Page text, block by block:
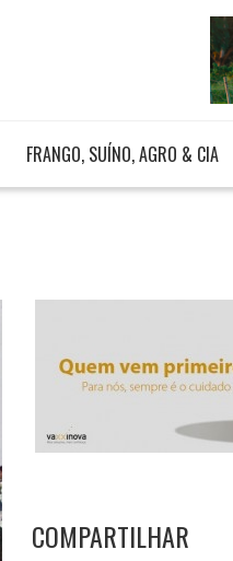
FRANGO, SUÍNO, AGRO & CIA
COMPARTILHAR